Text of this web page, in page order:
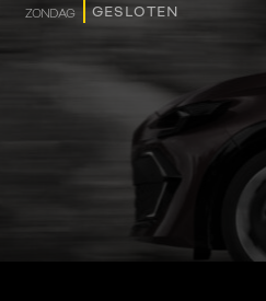
ZONDAG GESLOTEN